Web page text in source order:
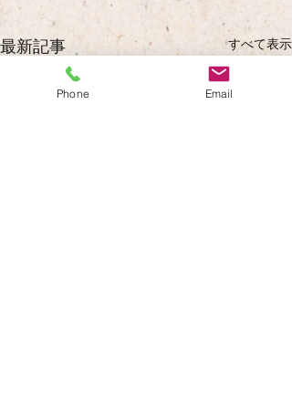
最新記事 すべて表示
Phone Email